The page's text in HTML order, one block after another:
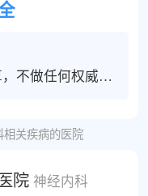
不做任何权威度
相关疾病的医院
院 神经内科